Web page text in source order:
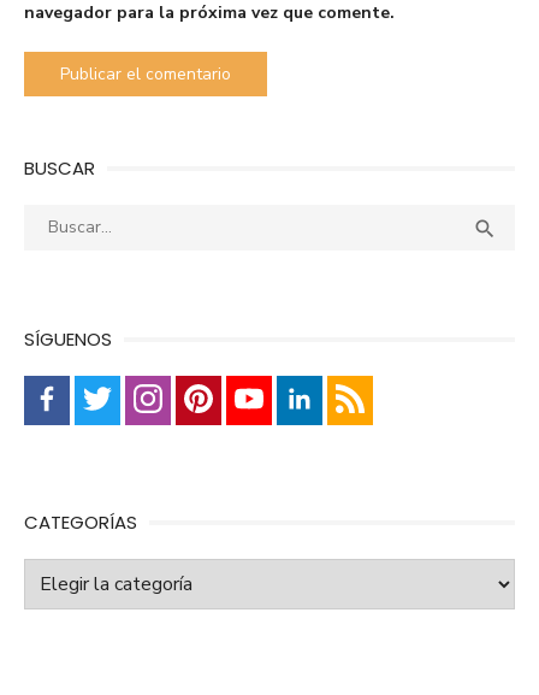
navegador para la próxima vez que comente.
BUSCAR
Buscar: 
SÍGUENOS
CATEGORÍAS
Categorías